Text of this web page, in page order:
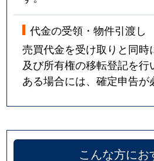
代金の受領・物件引渡し
売買代金を受け取りと同時
及び所有権の移転登記を
ある場合には、確定申告が
こんな方にお